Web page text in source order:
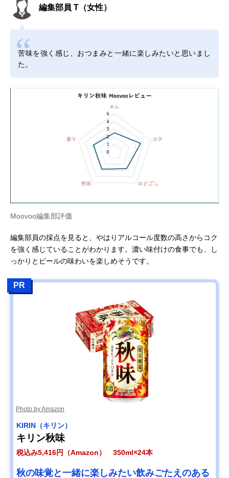
編集部員 T（女性）
苦味を強く感じ、おつまみと一緒に楽しみたいと思いまし
た。
Moovoo編集部評価
編集部員の採点を見ると、やはりアルコール度数の高さからコク
を強く感じていることがわかります。濃い味付けの食事でも、し
っかりとビールの味わいを楽しめそうです。
PR
Photo by Amazon
KIRIN（キリン）
キリン秋味
税込み5,416円（Amazon） 350ml×24本
秋の味覚と一緒に楽しみたい飲みごたえのある